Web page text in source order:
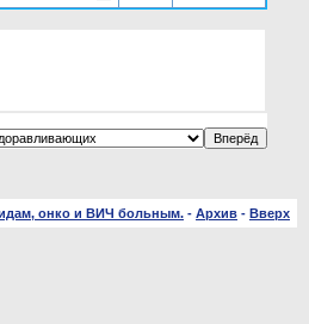
онко и ВИЧ больным. - Архив - Вверх